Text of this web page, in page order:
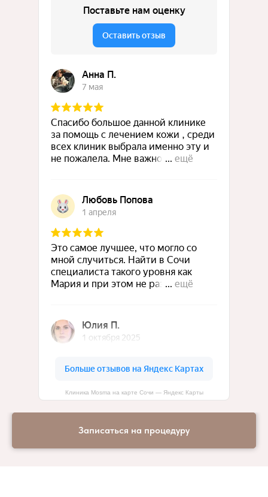
Клиника Mosma на карте Сочи — Яндекс Карты
Записаться на процедуру